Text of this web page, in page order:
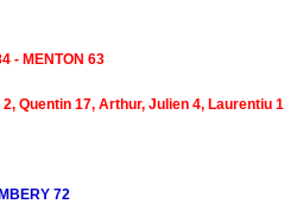
- MENTON 63
Quentin 17, Arthur, Julien 4, Laurentiu
72